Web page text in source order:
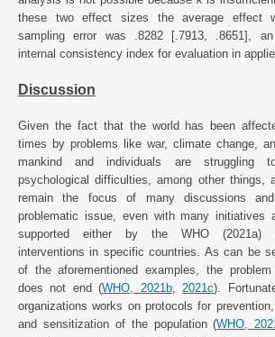
these two effect sizes the average effect
sampling error was .8282 [.7913, .8651],
internal consistency index for evaluation in
Discussion
Given the fact that the world has been
times by problems like war, climate change,
mankind and individuals are struggling
psychological difficulties, among other things,
remain the focus of many discussions
problematic issue, even with many initiatives
supported either by the WHO (2021a)
interventions in specific countries. As can be
of the aforementioned examples, the
does not end (WHO, 2021b, 2021c).
organizations works on protocols for prevention,
and sensitization of the population (WHO,